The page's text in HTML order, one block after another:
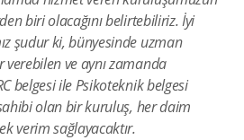
biri olacağını belirtebiliriz. İyi
şudur ki, bünyesinde uzman
verebilen ve aynı zamanda
belgesi ile Psikoteknik belgesi
olan bir kuruluş, her daim
verim sağlayacaktır.